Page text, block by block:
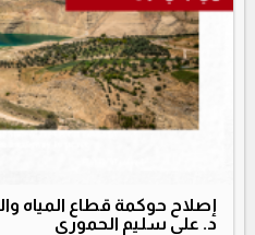
إصلاح حوكمة قطاع المياه
د. علي سليم الحموري